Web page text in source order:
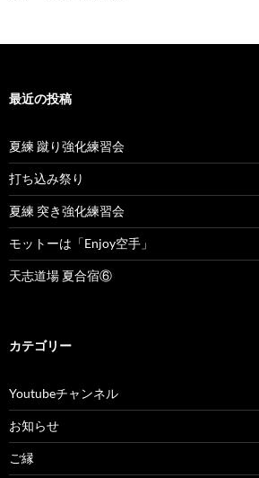
最近の投稿
夏練 蹴り強化練習会
打ち込み祭り
夏練 突き強化練習会
モットーは「Enjoy空手」
天志道場 夏合宿⑥
カテゴリー
Youtubeチャンネル
お知らせ
ご縁